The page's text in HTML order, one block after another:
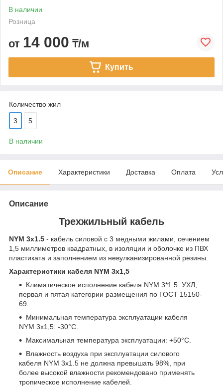
В наличии
Розница
от 14 000 ₸/м
Купить
Количество жил
3 5
В наличии
Описание Характеристики Доставка Оплата
Описание
Трехжильный кабель
NYM 3х1.5 - кабель силовой с 3 медными жилами, сечением
1,5 миллиметров квадратных, в изоляции и оболочке из ПВХ
пластиката и заполнением из невулканизированной резины.
Характеристики кабеля NYM 3х1,5
Климатическое исполнение кабеля NYM 3*1.5: УХЛ,
первая и пятая категории размещения по ГОСТ 15150-
69.
Минимальная температура эксплуатации кабеля
NYM 3х1,5: -30°С.
Максимальная температура эксплуатации: +50°С.
Влажность воздуха при эксплуатации силового
кабеля NYM 3х1.5 не должна превышать 98%, при
более высокой влажности рекомендовано применять
тропическое исполнение кабелей.